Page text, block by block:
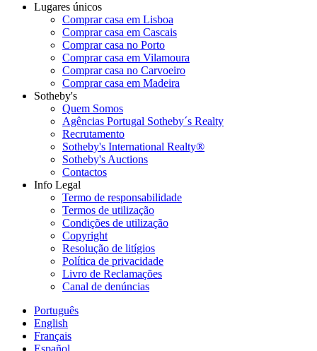
Lugares únicos
Comprar casa em Lisboa
Comprar casa em Cascais
Comprar casa no Porto
Comprar casa em Vilamoura
Comprar casa no Carvoeiro
Comprar casa em Madeira
Sotheby's
Quem Somos
Agências Portugal Sotheby´s Realty
Recrutamento
Sotheby's International Realty®
Sotheby's Auctions
Contactos
Info Legal
Termo de responsabilidade
Termos de utilização
Condições de utilização
Copyright
Resolução de litígios
Política de privacidade
Livro de Reclamações
Canal de denúncias
Português
English
Français